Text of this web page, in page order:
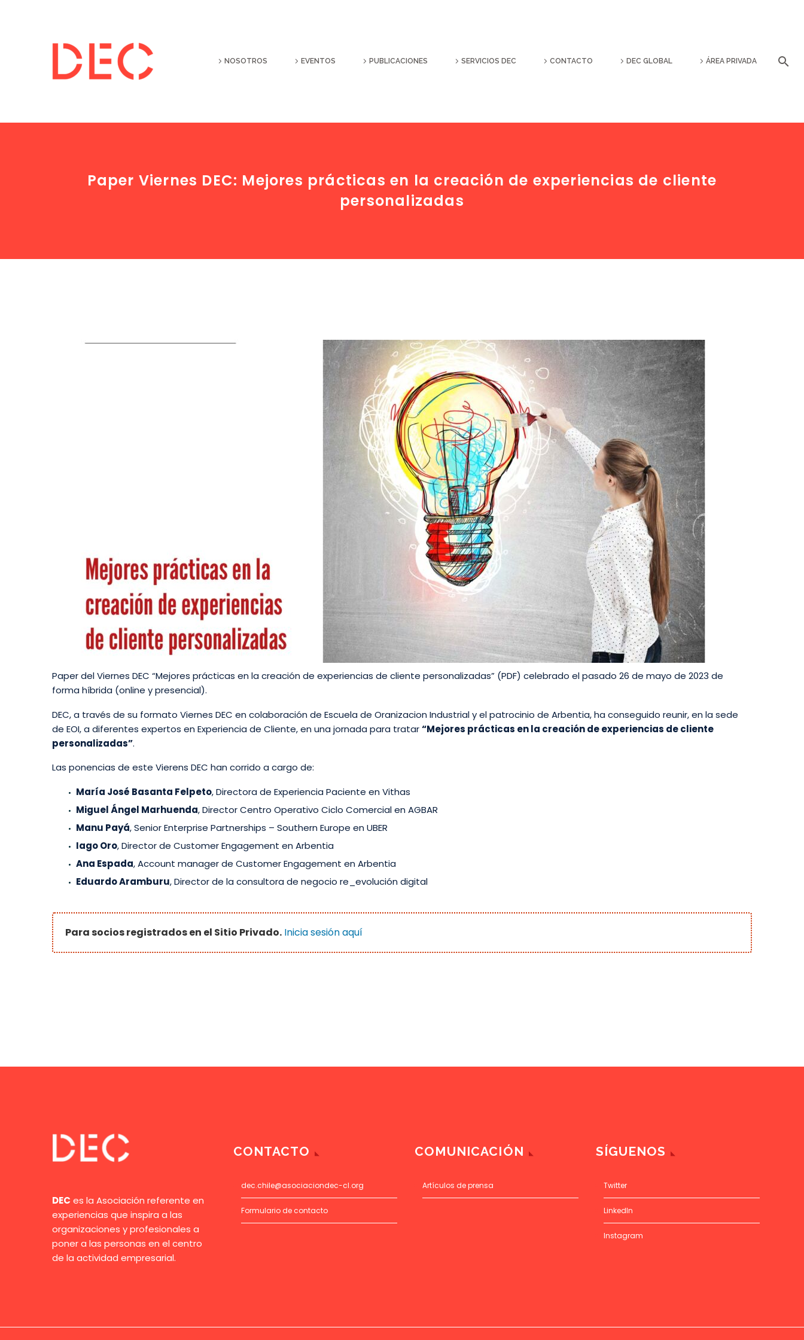
NOSOTROS EVENTOS PUBLICACIONES SERVICIOS DEC CONTACTO DEC GLOBAL ÁREA PRIVADA
Paper Viernes DEC: Mejores prácticas en la creación de experiencias de cliente
personalizadas
Paper del Viernes DEC “Mejores prácticas en la creación de experiencias de cliente personalizadas” (PDF) celebrado el pasado 26 de mayo de 2023 de
forma híbrida (online y presencial).
DEC, a través de su formato Viernes DEC en colaboración de Escuela de Oranizacion Industrial y el patrocinio de Arbentia, ha conseguido reunir, en la sede
de EOI, a diferentes expertos en Experiencia de Cliente, en una jornada para tratar“Mejores prácticas en la creación de experiencias de cliente
personalizadas”.
Las ponencias de este Vierens DEC han corrido a cargo de:
María José Basanta Felpeto, Directora de Experiencia Paciente en Vithas
Miguel Ángel Marhuenda, Director Centro Operativo Ciclo Comercial en AGBAR
Manu Payá, Senior Enterprise Partnerships – Southern Europe en UBER
Iago Oro, Director de Customer Engagement en Arbentia
Ana Espada, Account manager de Customer Engagement en Arbentia
Eduardo Aramburu, Director de la consultora de negocio re_evolución digital
Para socios registrados en el Sitio Privado. Inicia sesión aquí
DEC es la Asociación referente en
experiencias que inspira a las
organizaciones y profesionales a
poner a las personas en el centro
de la actividad empresarial.
CONTACTO
dec.chile@asociaciondec-cl.org
Formulario de contacto
COMUNICACIÓN
Artículos de prensa
SÍGUENOS
Twitter
LinkedIn
Instagram